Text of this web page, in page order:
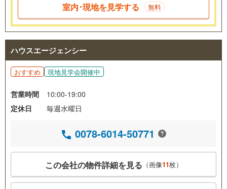
室内･現地を見学する 無料
ハウスエージェンシー
おすすめ 現地見学会開催中
営業時間
10:00-19:00
定休日
毎週水曜日
0078-6014-50771
この会社の物件詳細を見る （画像11枚）